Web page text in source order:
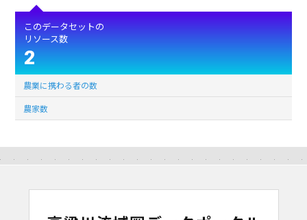
このデータセットの
リソース数
2
農業に携わる者の数
農家数